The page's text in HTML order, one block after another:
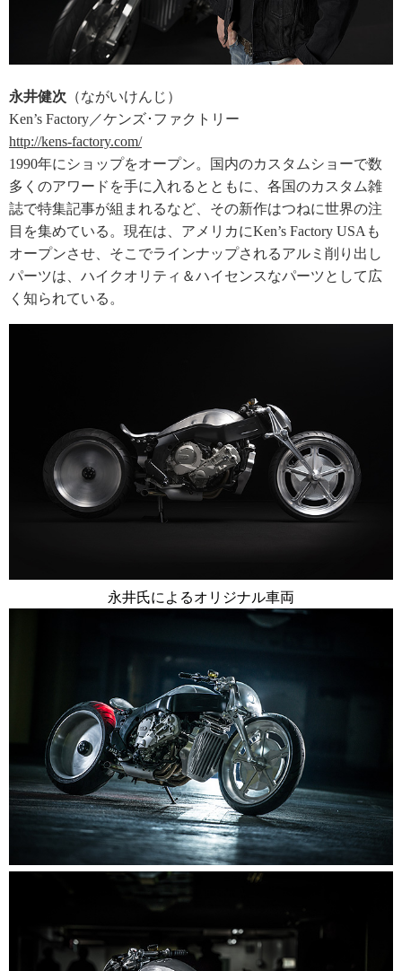
永井健次 （ながいけんじ）
Ken’s Factory／ケンズ･ファクトリー
http://kens-factory.com/
1990年にショップをオープン。国内のカスタムショーで数
多くのアワードを手に入れるとともに、各国のカスタム雑
誌で特集記事が組まれるなど、その新作はつねに世界の注
目を集めている。現在は、アメリカにKen’s Factory USAも
オープンさせ、そこでラインナップされるアルミ削り出し
パーツは、ハイクオリティ＆ハイセンスなパーツとして広
く知られている。
永井氏によるオリジナル車両